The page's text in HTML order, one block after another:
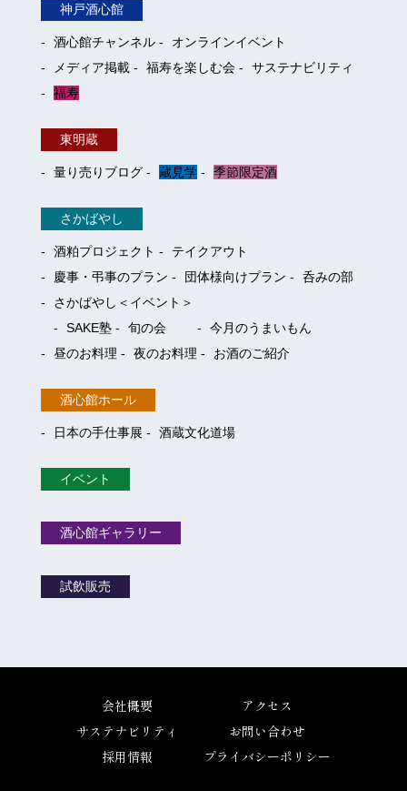
神戸酒心館
酒心館チャンネル
オンラインイベント
メディア掲載
福寿を楽しむ会
サステナビリティ
福寿
東明蔵
量り売りブログ 蔵見学 季節限定酒
さかばやし
酒粕プロジェクト
テイクアウト
慶事・弔事のプラン
団体様向けプラン
呑みの部
さかばやし＜イベント＞
SAKE塾
旬の会
今月のうまいもん
昼のお料理
夜のお料理 お酒のご紹介
酒心館ホール
日本の手仕事展 酒蔵文化道場
イベント
酒心館ギャラリー
試飲販売
会社概要
サステナビリティ
採用情報
アクセス
お問い合わせ
プライバシーポリシー